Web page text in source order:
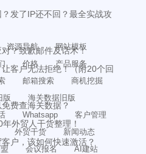
发了IP还不回？最全实战攻
？致歉邮件及话术！
客户无法拒绝！（附20个回
费查海关数据？
外贸人干货整理！
户，该如何快速激活？
资源导航
网站模板
价格
产品服务
邮箱搜索
商机挖掘
版
海关数据旧版
Whatsapp
客户管理
外贸干货
新闻动态
会议报名
AI建站